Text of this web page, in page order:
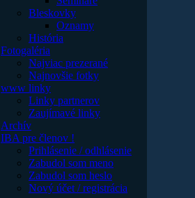
Bleskovky
Oznamy
História
Fotogaléria
Najviac prezerané
Najnovšie fotky
www linky
Linky partnerov
Zaujímavé linky
Archív
IBA pre členov !
Prihlásenie / odhlásenie
Zabudol som meno
Zabudol som heslo
Nový účet / registrácia